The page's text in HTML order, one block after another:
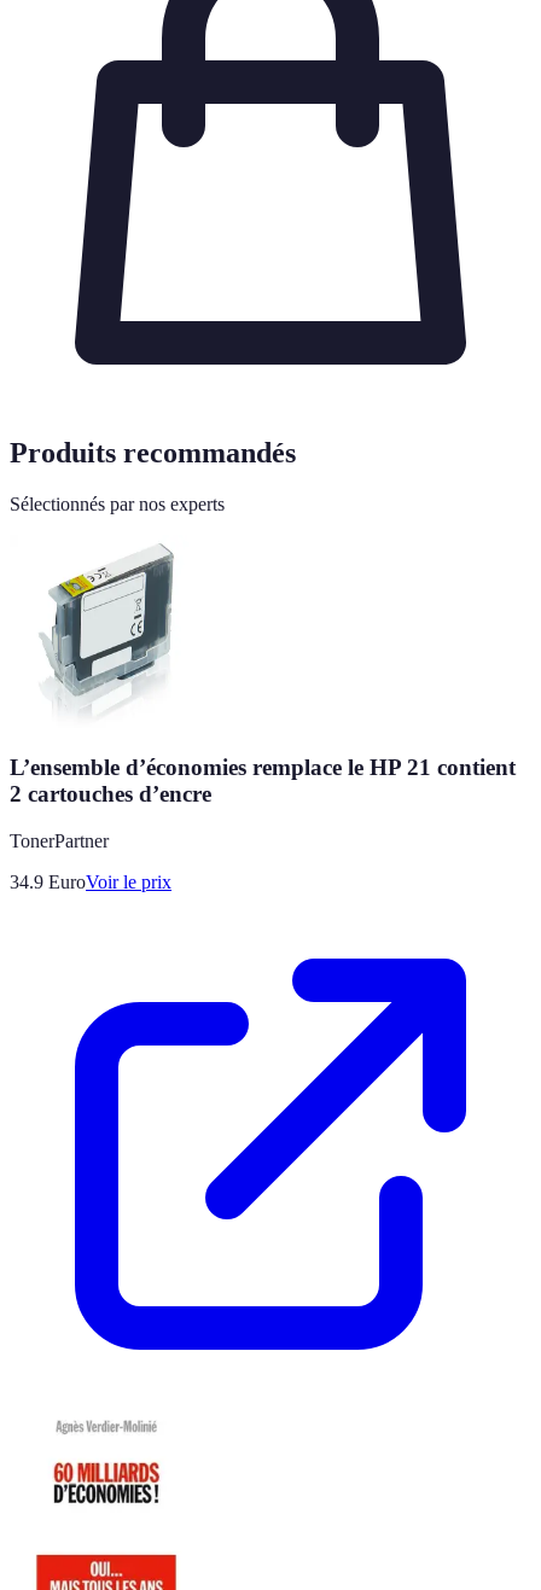
Produits recommandés
Sélectionnés par nos experts
L’ensemble d’économies remplace le HP 21 contient
2 cartouches d’encre
TonerPartner
34.9 EuroVoir le prix